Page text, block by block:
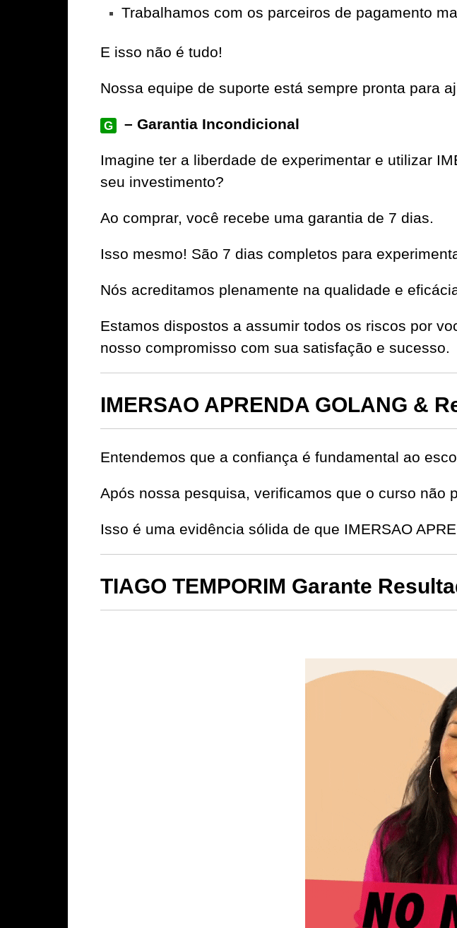
Trabalhamos com os parceiros de pagamento
E isso não é tudo!
Nossa equipe de suporte está sempre pronta para
G – Garantia Incondicional
Imagine ter a liberdade de experimentar e utilizar
seu investimento?
Ao comprar, você recebe uma garantia de 7 dias.
Isso mesmo! São 7 dias completos para
Nós acreditamos plenamente na qualidade e
Estamos dispostos a assumir todos os riscos por
nosso compromisso com sua satisfação e sucesso.
IMERSAO APRENDA GOLANG &
Entendemos que a confiança é fundamental ao
Após nossa pesquisa, verificamos que o curso não
Isso é uma evidência sólida de que IMERSAO
TIAGO TEMPORIM Garante